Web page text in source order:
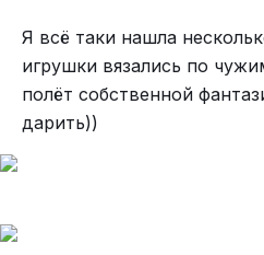
Я всё таки нашла
игрушки вязались по
полёт собственной
дарить))